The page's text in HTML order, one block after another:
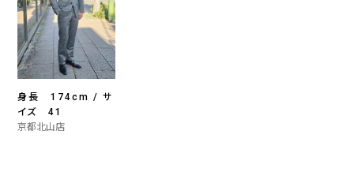
身長 174cm / サ
イズ 41
京都北山店